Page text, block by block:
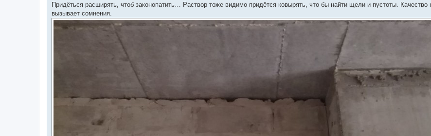
Придёться расширять, чтоб законопатить… Раствор тоже видимо придётся ковырять, что бы найти щели и пустоты. Качество
вызывает сомнения.